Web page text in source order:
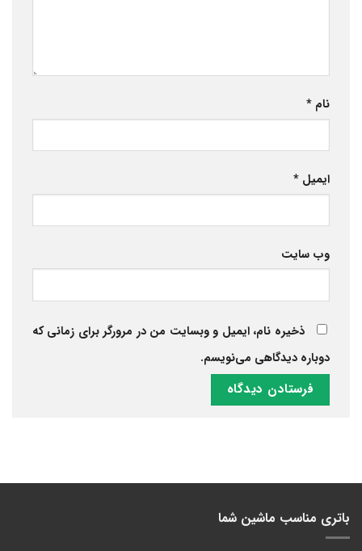
نام *
ایمیل *
وب‌ سایت
ذخیره نام، ایمیل و وبسایت من در مرورگر برای زمانی که
دوباره دیدگاهی می‌نویسم.
باتری مناسب ماشین شما